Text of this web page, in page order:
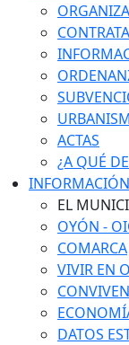
ACTAS
¿A QUÉ
INFORMACIÓN
EL
OYÓN -
COMARCA
VIVIR EN
DATOS